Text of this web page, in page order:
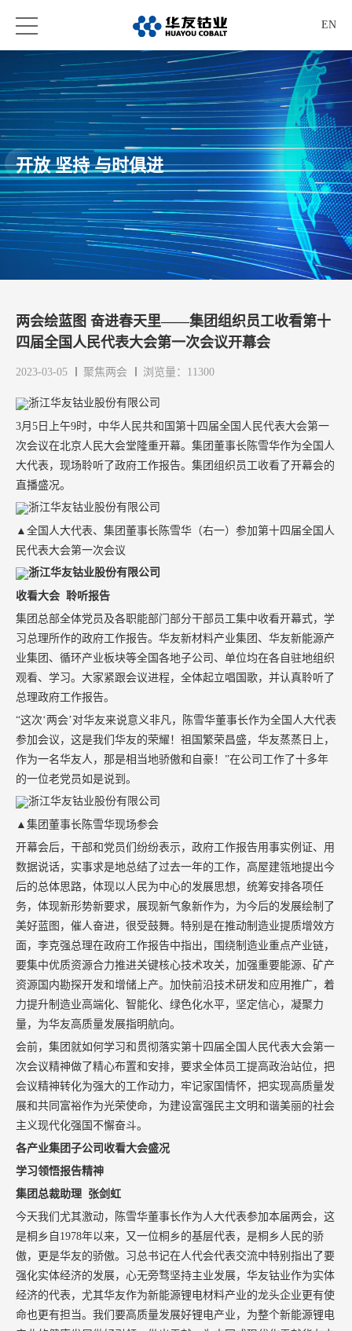
EN
开放 坚持 与时俱进
两会绘蓝图 奋进春天里——集团组织员工收看第十
四届全国人民代表大会第一次会议开幕会
2023-03-05 聚焦两会 浏览量：11300
3月5日上午9时，中华人民共和国第十四届全国人民代表大会第一
次会议在北京人民大会堂隆重开幕。集团董事长陈雪华作为全国人
大代表，现场聆听了政府工作报告。集团组织员工收看了开幕会的
直播盛况。
▲全国人大代表、集团董事长陈雪华（右一）参加第十四届全国人
民代表大会第一次会议
收看大会 聆听报告
集团总部全体党员及各职能部门部分干部员工集中收看开幕式，学
习总理所作的政府工作报告。华友新材料产业集团、华友新能源产
业集团、循环产业板块等全国各地子公司、单位均在各自驻地组织
观看、学习。大家紧跟会议进程，全体起立唱国歌，并认真聆听了
总理政府工作报告。
“这次‘两会’对华友来说意义非凡，陈雪华董事长作为全国人大代表
参加会议，这是我们华友的荣耀！祖国繁荣昌盛，华友蒸蒸日上，
作为一名华友人，那是相当地骄傲和自豪！”在公司工作了十多年
的一位老党员如是说到。
▲集团董事长陈雪华现场参会
开幕会后，干部和党员们纷纷表示，政府工作报告用事实例证、用
数据说话，实事求是地总结了过去一年的工作，高屋建瓴地提出今
后的总体思路，体现以人民为中心的发展思想，统筹安排各项任
务，体现新形势新要求，展现新气象新作为，为今后的发展绘制了
美好蓝图，催人奋进，很受鼓舞。特别是在推动制造业提质增效方
面，李克强总理在政府工作报告中指出，围绕制造业重点产业链，
要集中优质资源合力推进关键核心技术攻关，加强重要能源、矿产
资源国内勘探开发和增储上产。加快前沿技术研发和应用推广，着
力提升制造业高端化、智能化、绿色化水平，坚定信心，凝聚力
量，为华友高质量发展指明航向。
会前，集团就如何学习和贯彻落实第十四届全国人民代表大会第一
次会议精神做了精心布置和安排，要求全体员工提高政治站位，把
会议精神转化为强大的工作动力，牢记家国情怀，把实现高质量发
展和共同富裕作为光荣使命，为建设富强民主文明和谐美丽的社会
主义现代化强国不懈奋斗。
各产业集团子公司收看大会盛况
学习领悟报告精神
集团总裁助理 张剑虹
今天我们尤其激动，陈雪华董事长作为人大代表参加本届两会，这
是桐乡自1978年以来，又一位桐乡的基层代表，是桐乡人民的骄
傲，更是华友的骄傲。习总书记在人代会代表交流中特别指出了要
强化实体经济的发展，心无旁骛坚持主业发展，华友钴业作为实体
经济的代表，尤其华友作为新能源锂电材料产业的龙头企业更有使
命也更有担当。我们要高质量发展好锂电产业，为整个新能源锂电